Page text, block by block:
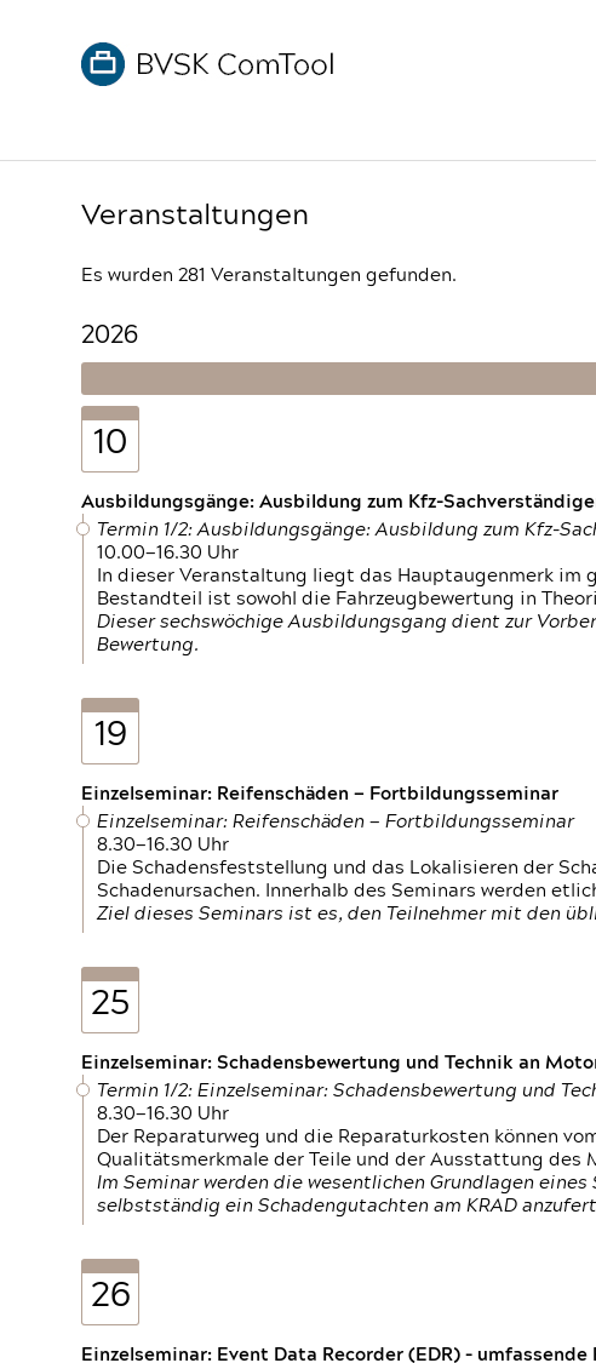
Veranstaltungen
Es wurden 281 Veranstaltungen gefunden.
2026
10
Ausbildungsgänge: Ausbildung zum Kfz-
Termin 1/2: Ausbildungsgänge: Ausbildung zum Kfz-
10.00—16.30 Uhr
In dieser Veranstaltung liegt das Hauptaugenmerk im
Bestandteil ist sowohl die Fahrzeugbewertung in
Dieser sechswöchige Ausbildungsgang dient zur
Bewertung.
19
Einzelseminar: Reifenschäden — Fortbildungsseminar
Einzelseminar: Reifenschäden — Fortbildungsseminar
8.30—16.30 Uhr
Die Schadensfeststellung und das Lokalisieren der
Schadenursachen. Innerhalb des Seminars werden
Ziel dieses Seminars ist es, den Teilnehmer mit den
25
Einzelseminar: Schadensbewertung und Technik an
Termin 1/2: Einzelseminar: Schadensbewertung und
8.30—16.30 Uhr
Der Reparaturweg und die Reparaturkosten können
Qualitätsmerkmale der Teile und der Ausstattung des
Im Seminar werden die wesentlichen Grundlagen
selbstständig ein Schadengutachten am KRAD
26
Einzelseminar: Event Data Recorder (EDR) – umfassende